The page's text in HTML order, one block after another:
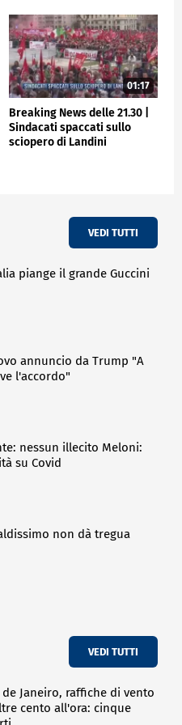
01:17
Breaking News delle 21.30 |
Sindacati spaccati sullo
sciopero di Landini
VEDI TUTTI
piange il grande Guccini
annuncio da Trump "A
l'accordo"
nessun illecito Meloni:
su Covid
non dà tregua
VEDI TUTTI
de Janeiro, raffiche di vento
cento all'ora: cinque